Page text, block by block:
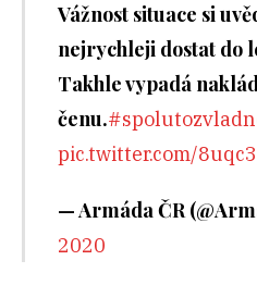
Vážnost situace si
nejrychleji dostat do
Takhle vypadá
čenu.
pic.twitter.com/
— Armáda ČR
2020